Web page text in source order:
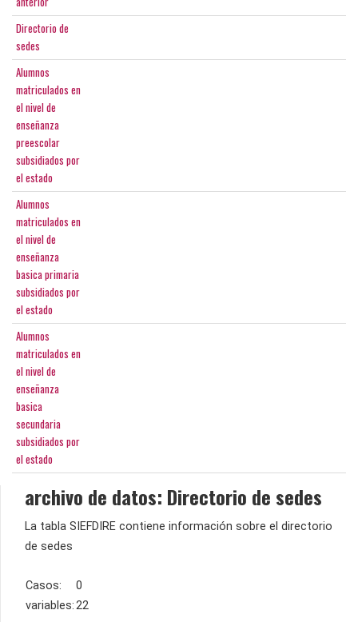
Directorio de
sedes
Alumnos
matriculados en
el nivel de
enseñanza
preescolar
subsidiados por
el estado
Alumnos
matriculados en
el nivel de
enseñanza
basica primaria
subsidiados por
el estado
Alumnos
matriculados en
el nivel de
enseñanza
basica
secundaria
subsidiados por
el estado
archivo de datos: Directorio de sedes
La tabla SIEFDIRE contiene información sobre el directorio
de sedes
Casos:
0
variables:22